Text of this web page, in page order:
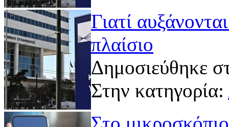
Γιατί
πλαίσιο
Δημοσιεύθηκε
Στην κατηγορία: